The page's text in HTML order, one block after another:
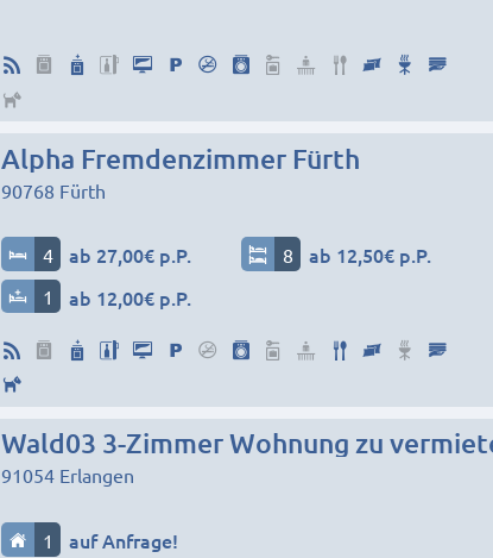
Alpha Fremdenzimmer Fürth
90768 Fürth
4 ab 27,00€ p.P. 8 ab 12,50€ p.P.
1 ab 12,00€ p.P.
Wald03 3-Zimmer Wohnung zu
91054 Erlangen
1 auf Anfrage!